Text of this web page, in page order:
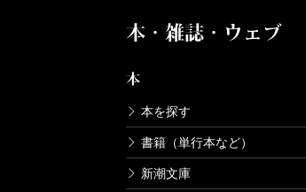
本・雑誌・ウェブ
本
本を探す
書籍（単行本など）
新潮文庫